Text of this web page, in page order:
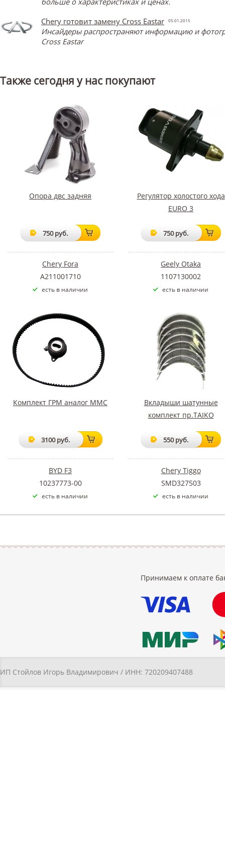
Chery готовит замену Cross Eastar
05.01.2015
Инсайдеры распространяют информацию и
Cross Eastar
Также сегодня у нас покупают
Опора двс задняя
750 руб.
Chery Fora
A211001710
есть в наличии
Регулятор холостого хода
EURO 3
750 руб.
Geely Otaka
1107130002
есть в наличии
Комплект ГРМ аналог ММС
3100 руб.
BYD F3
10237773-00
есть в наличии
Вкладыши шатунные
комплект пр.TAIKO
550 руб.
Chery Tiggo
SMD327503
есть в наличии
Принимаем к оплате
ИП Стойлов Игорь Владимирович / ИНН: 720209407488